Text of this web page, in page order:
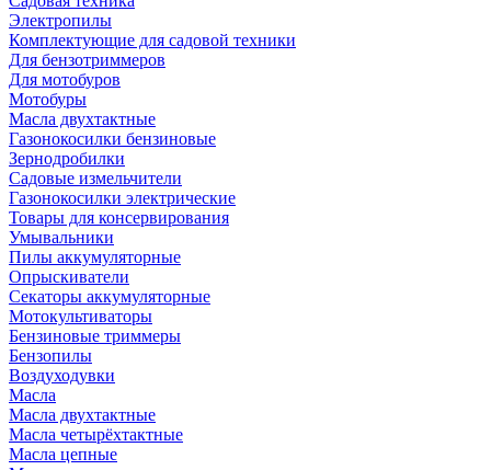
Электропилы
Комплектующие для садовой техники
Для бензотриммеров
Для мотобуров
Мотобуры
Масла двухтактные
Газонокосилки бензиновые
Зернодробилки
Садовые измельчители
Газонокосилки электрические
Товары для консервирования
Умывальники
Пилы аккумуляторные
Опрыскиватели
Секаторы аккумуляторные
Мотокультиваторы
Бензиновые триммеры
Бензопилы
Воздуходувки
Масла
Масла двухтактные
Масла четырёхтактные
Масла цепные